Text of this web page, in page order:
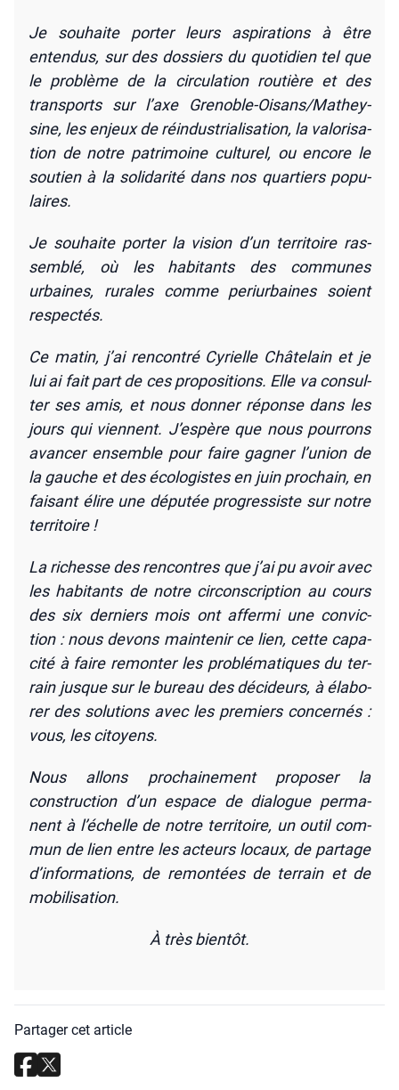
Je sou­haite por­ter leurs aspi­ra­tions à être
enten­dus, sur des dos­siers du quo­ti­dien tel que
le pro­blème de la cir­cu­la­tion rou­tière et des
trans­ports sur l’axe Gre­noble-Oisans/­Ma­they­
sine, les enjeux de réin­dus­tria­li­sa­tion, la valo­ri­sa­
tion de notre patri­moine cultu­rel, ou encore le
sou­tien à la soli­da­ri­té dans nos quar­tiers popu­
laires.
Je sou­haite por­ter la vision d’un ter­ri­toire ras­
sem­blé, où les habi­tants des com­munes
urbaines, rurales comme per­iur­baines soient
res­pec­tés.
Ce matin, j’ai ren­con­tré Cyrielle Châ­te­lain et je
lui ai fait part de ces pro­po­si­tions. Elle va consul­
ter ses amis, et nous don­ner réponse dans les
jours qui viennent. J’es­père que nous pour­rons
avan­cer ensemble pour faire gagner l’u­nion de
la gauche et des éco­lo­gistes en juin pro­chain, en
fai­sant élire une dépu­tée pro­gres­siste sur notre
ter­ri­toire !
La richesse des ren­contres que j’ai pu avoir avec
les habi­tants de notre cir­cons­crip­tion au cours
des six der­niers mois ont affer­mi une convic­
tion : nous devons main­te­nir ce lien, cette capa­
ci­té à faire remon­ter les pro­blé­ma­tiques du ter­
rain jusque sur le bureau des déci­deurs, à éla­bo­
rer des solu­tions avec les pre­miers concer­nés :
vous, les citoyens.
Nous allons pro­chai­ne­ment pro­po­ser la
construc­tion d’un espace de dia­logue per­ma­
nent à l’é­chelle de notre ter­ri­toire, un outil com­
mun de lien entre les acteurs locaux, de par­tage
d’in­for­ma­tions, de remon­tées de ter­rain et de
mobi­li­sa­tion.
À très bien­tôt.
Partager cet article